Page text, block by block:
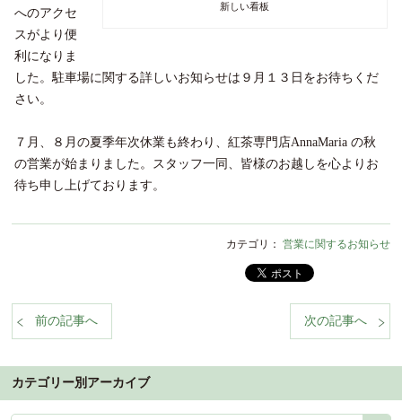
新しい看板
へのアクセ
スがより便
利になりま
した。駐車場に関する詳しいお知らせは９月１３日をお待ちくだ
さい。
７月、８月の夏季年次休業も終わり、紅茶専門店AnnaMaria の秋
の営業が始まりました。スタッフ一同、皆様のお越しを心よりお
待ち申し上げております。
カテゴリ： 営業に関するお知らせ
前の記事へ
%nbsp; 次の記事へ
カテゴリー別アーカイブ